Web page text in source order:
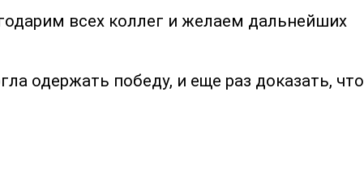
всех коллег и желаем дальнейших
одержать победу, и еще раз доказать, что